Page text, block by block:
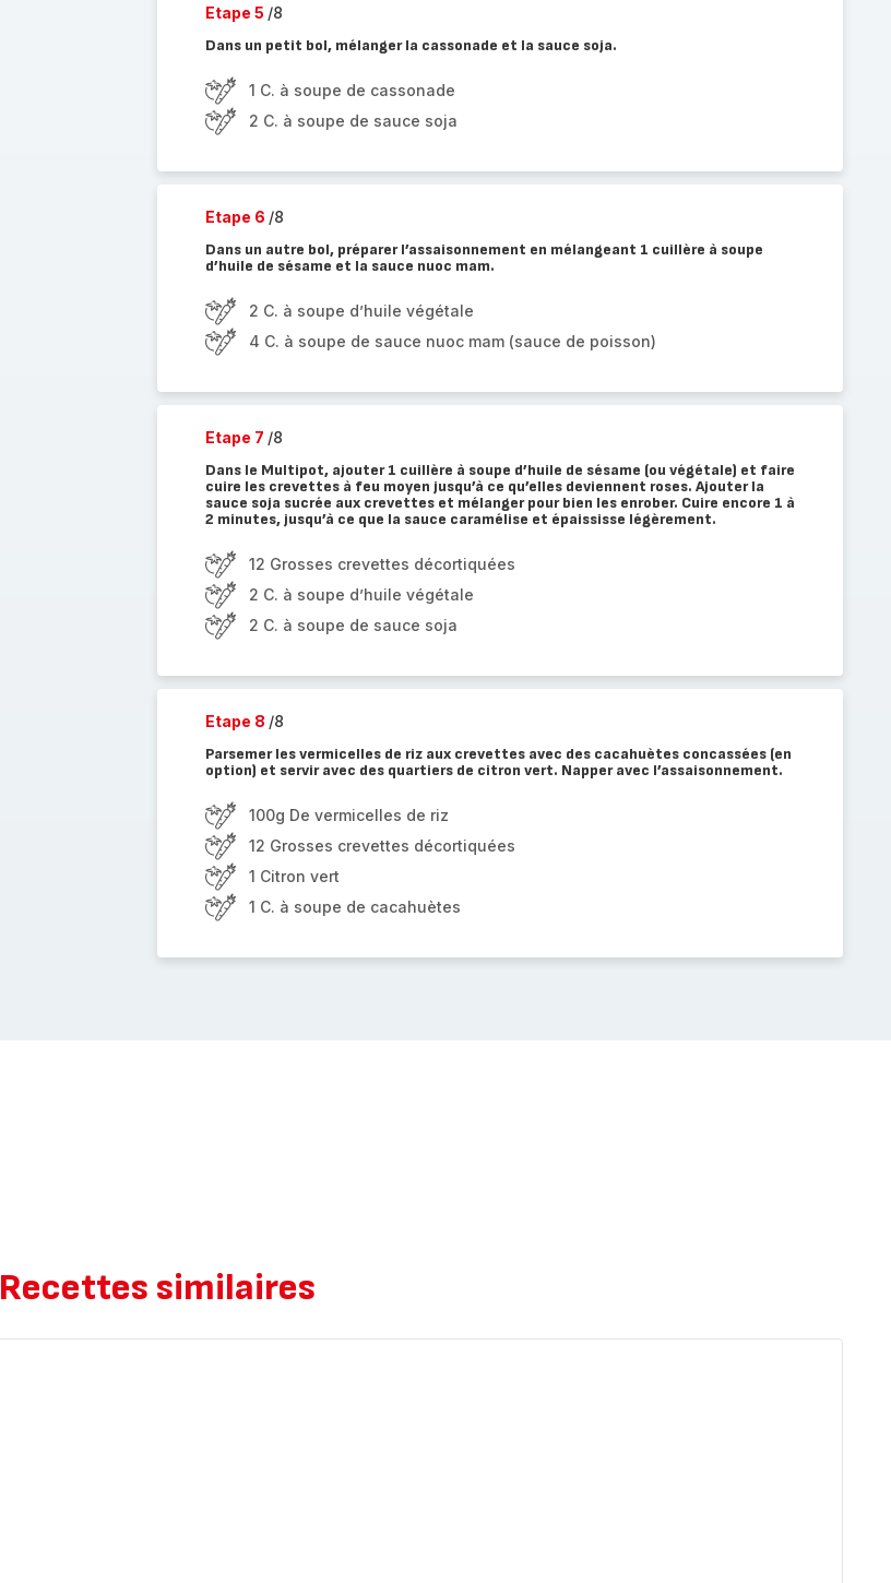
Etape 5 /8
Dans un petit bol, mélanger la cassonade et la sauce soja.
1 C. à soupe de cassonade
2 C. à soupe de sauce soja
Etape 6 /8
Dans un autre bol, préparer l’assaisonnement en mélangeant 1 cuillère à soupe
d’huile de sésame et la sauce nuoc mam.
2 C. à soupe d’huile végétale
4 C. à soupe de sauce nuoc mam (sauce de poisson)
Etape 7 /8
Dans le Multipot, ajouter 1 cuillère à soupe d’huile de sésame (ou végétale) et faire
cuire les crevettes à feu moyen jusqu’à ce qu’elles deviennent roses. Ajouter la
sauce soja sucrée aux crevettes et mélanger pour bien les enrober. Cuire encore 1 à
2 minutes, jusqu’à ce que la sauce caramélise et épaississe légèrement.
12 Grosses crevettes décortiquées
2 C. à soupe d’huile végétale
2 C. à soupe de sauce soja
Etape 8 /8
Parsemer les vermicelles de riz aux crevettes avec des cacahuètes concassées (en
option) et servir avec des quartiers de citron vert. Napper avec l’assaisonnement.
100g De vermicelles de riz
12 Grosses crevettes décortiquées
1 Citron vert
1 C. à soupe de cacahuètes
Recettes similaires